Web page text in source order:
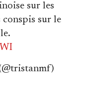
sur les
conspis sur le